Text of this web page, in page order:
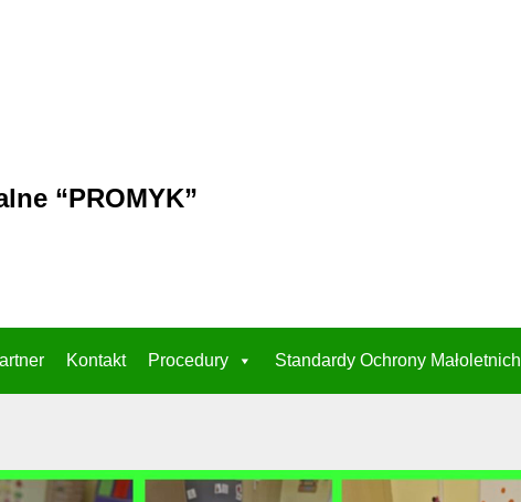
“PROMYK”
Kontakt Procedury Standardy Ochrony Małoletnich